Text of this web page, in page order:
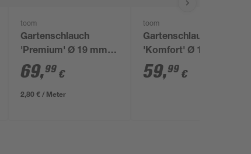
toom
Gartenschlauch
'Premium' Ø 19 mm
(3/4") 25 m
69,99 €
2,80 € / Meter
toom
Gartenschlauch
'Komfort' Ø 19 mm
(3/4'') 30 m
59,99 €